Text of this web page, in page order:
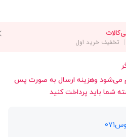
می‌شود وهزینه ارسال به صورت پس
شما باید پرداخت کنید